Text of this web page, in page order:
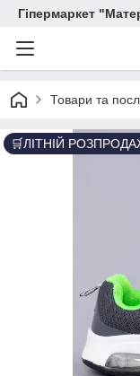
Гіпермаркет
Товари та
🛒ЛІТНІЙ